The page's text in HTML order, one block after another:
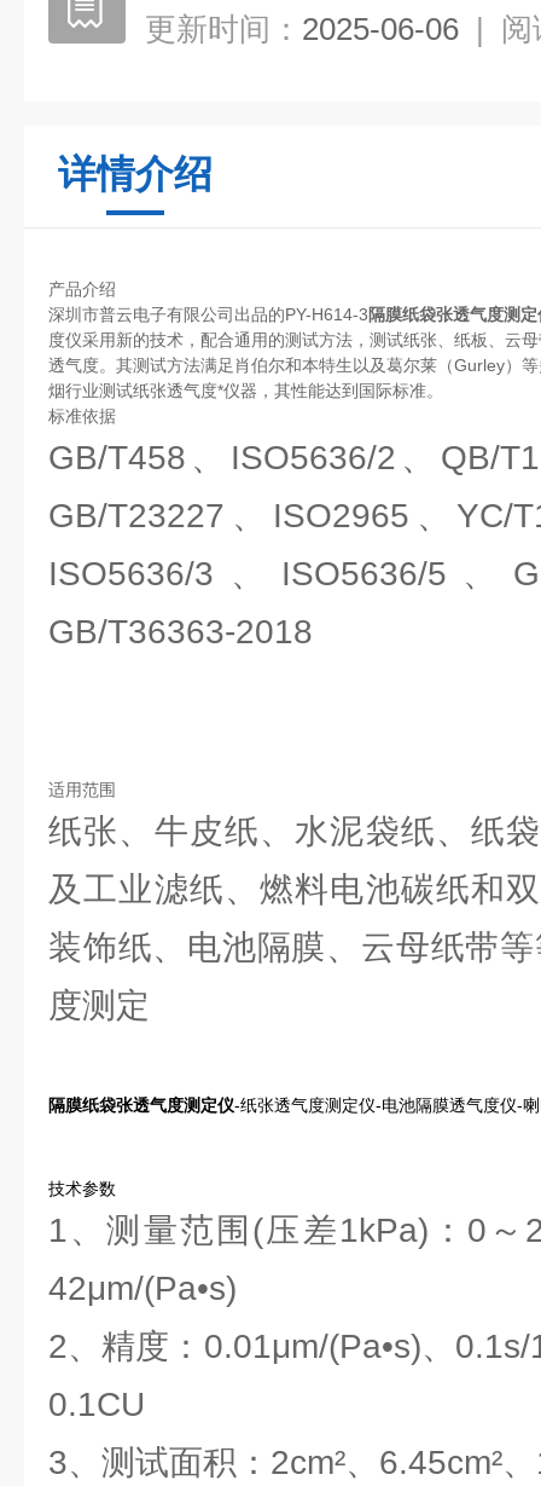
更新时间： 2025-06-06 | 阅
详情介绍
产品介绍
深圳市普云电子有限公司出品的PY-H614-3隔膜纸袋张透气度测定
度仪采用新的技术，配合通用的测试方法，测试纸张、纸板、云
透气度。其测试方法满足肖伯尔和本特生以及葛尔莱（Gurley）
烟行业测试纸张透气度*仪器，其性能达到国际标准。
标准依据
GB/T458、ISO5636/2、QB/
GB/T23227、ISO2965、YC/
ISO5636/3、ISO5636/5、
GB/T36363-2018
适用范围
纸张、牛皮纸、水泥袋纸、纸
及工业滤纸、燃料电池碳纸和
装饰纸、电池隔膜、云母纸带
度测定
隔膜纸袋张透气度测定仪-纸张透气度测定仪-电池隔膜透气度仪-
技术参数
1、测量范围(压差1kPa)：0～
42μm/(Pa•s)
2、精度：0.01μm/(Pa•s)、
0.1CU
3、测试面积：2cm²、6.45cm²